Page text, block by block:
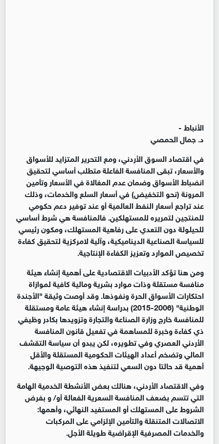
الأنباط -
د. جمال الحمصي
في اقتصاد السوق الأردني، ومع التحرير المتزايد للأسواق
والأسعار، تبقى المنافسة الفاعلة متطلب أساسي لتحقيق
انضباط الأسواق وضمان عدم المغالاة في الأسعار وتأمين
المرونة (نحو التخفيض) في أسعار السلع والخدمات، وذلك
عند تراجع أسعار النفط العالمية أو عند توفير دعم حكومي
للمنتجين لتمريره للمستهلكين. فالمنافسة هي شرط أساسي
للحيلولة دون التعدي على رفاهية المستهلك، ومكون رئيسي
للسياسة الصناعية الديناميكية، وآلية لامركزية لتحقيق كفاءة
تخصيص الموارد وتعزيز الكفاءة الإنتاجية.
ومن هنا تؤكد الأدبيات الاقتصادية على أهمية إنشاء هيئة
منافسة مستقلة وذات موارد بشرية ومالية كافية لموازاة
احتكارات الأسواق الحرة ونفوذها. وقد أوصت وثيقة "الأجندة
الوطنية" (2006-2015) بدراسة إنشاء هيئة عامة ومستقلة
للمنافسة خارج وزارة الصناعة والتجارة وتزويدها بكادر وظيفي
ذي كفاءة وخبرة للمساهمة في تفعيل قانون المنافسة
الأردني العصري وفي تطويره، لكن يبدو أن سياسة التقشف
المالي وتضخم أعداد الهيئات الحكومية المستقلة والأقل
أهمية قد حالتا دون السعي لتنفيذ هذه التوصية الوجيهة.
وفي الاقتصاد الأردني، هنالك بعض الأنشطة الخدمية الهامة
التي تتسم بضعف المنافسة السعرية الفعالة أو/ و بفرض
الشروط على المستهلك أو المستفيد النهائي، وأهمها:
الاتصالات المتنقلة والتأمين الإلزامي على المركبات
والخدمات المصرفية الإقراضية طويلة الأجل.